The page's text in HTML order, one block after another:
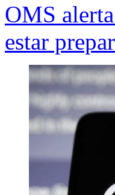
OMS
estar